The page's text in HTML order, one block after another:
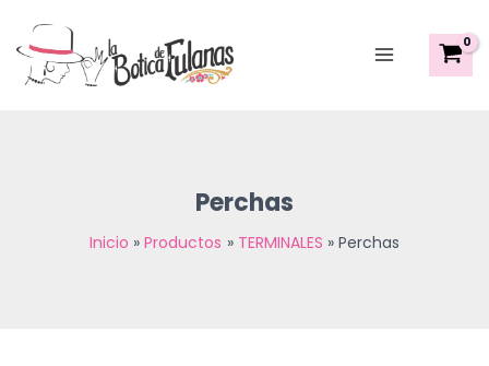
contenido
Menu
Perchas
Inicio Productos TERMINALES Perchas